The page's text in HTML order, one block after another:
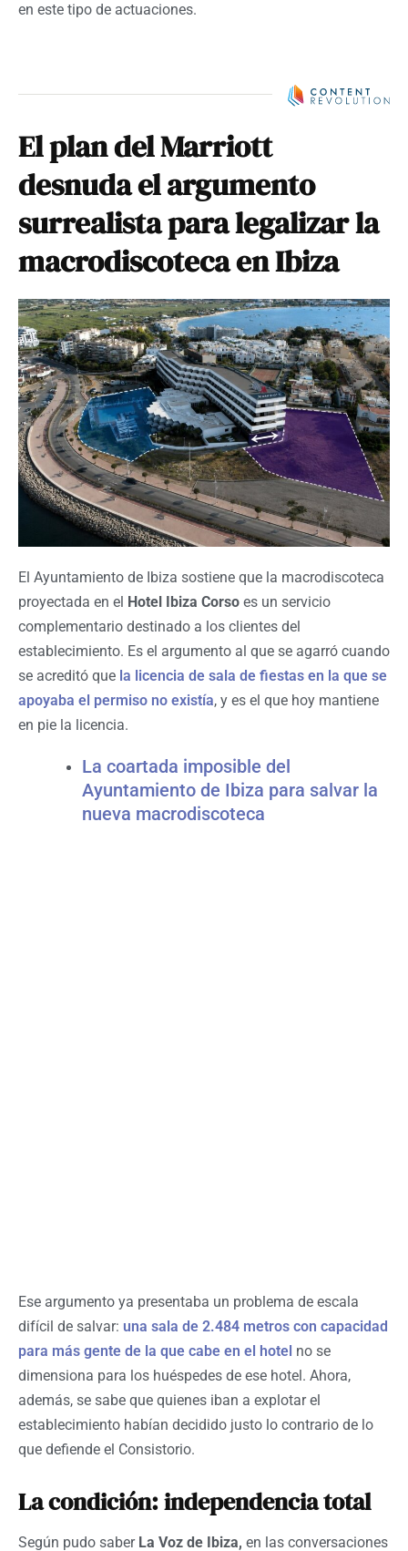
en este tipo de actuaciones.
El plan del Marriott
desnuda el argumento
surrealista para legalizar la
macrodiscoteca en Ibiza
El Ayuntamiento de Ibiza sostiene que la macrodiscoteca
proyectada en el Hotel Ibiza Corso es un servicio
complementario destinado a los clientes del
establecimiento. Es el argumento al que se agarró cuando
se acreditó que la licencia de sala de fiestas en la que se
apoyaba el permiso no existía, y es el que hoy mantiene
en pie la licencia.
La coartada imposible del
Ayuntamiento de Ibiza para salvar la
nueva macrodiscoteca
Ese argumento ya presentaba un problema de escala
difícil de salvar: una sala de 2.484 metros con capacidad
para más gente de la que cabe en el hotel no se
dimensiona para los huéspedes de ese hotel. Ahora,
además, se sabe que quienes iban a explotar el
establecimiento habían decidido justo lo contrario de lo
que defiende el Consistorio.
La condición: independencia total
Según pudo saber La Voz de Ibiza, en las conversaciones